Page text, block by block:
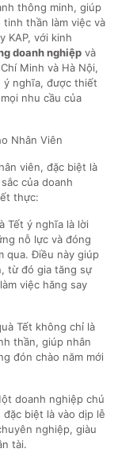
thông minh, giúp
thần làm việc và
KAP, với kinh
doanh nghiệpvà
Minh và Hà Nội,
ý nghĩa, được thiết
nhu cầu của
Nhân Viên
viên, đặc biệt là
của doanh
thực:
Tết ý nghĩa là lời
nỗ lực và đóng
qua. Điều này giúp
từ đó gia tăng sự
việc hăng say
Tết không chỉ là
thần, giúp nhân
đón chào năm mới
doanh nghiệp chú
biệt là vào dịp lễ
nghiệp, giàu
tài.